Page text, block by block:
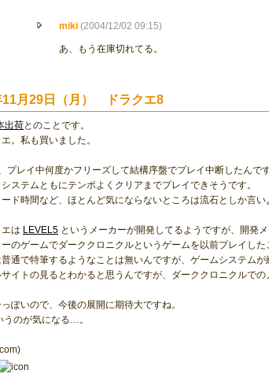
miki (2004/12/02 09:15)
あ、もう在庫切れてる。
11月29日（月） ドラクエ8
出荷とのことです。
。私も買いました。
プレイ中何度かフリーズして結構序盤でプレイ中断したんで
ステムともにテンポよくクリアまでプレイできそうです。
ド時間など、ほとんど気にならないところは流石としか言い
は LEVEL5 というメーカーが開発してるようですが、開発
のゲームでダーククロニクルというゲームを以前プレイした
通で特筆するようなことは無いんですが、ゲームシステム
イトの見るとわかると思うんですが、ダーククロニクルで
ぽいので、今後の展開に期待大ですね。
うのが気になる…。